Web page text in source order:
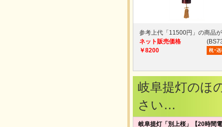
参考上代「11500円」の商品
ネット販売価格
￥8200
岐阜提灯のほ
さい…
岐阜提灯「別上桜」【20時間